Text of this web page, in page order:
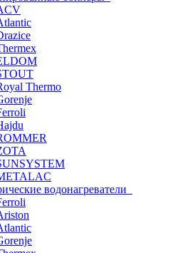
Thermo
водонагреватели